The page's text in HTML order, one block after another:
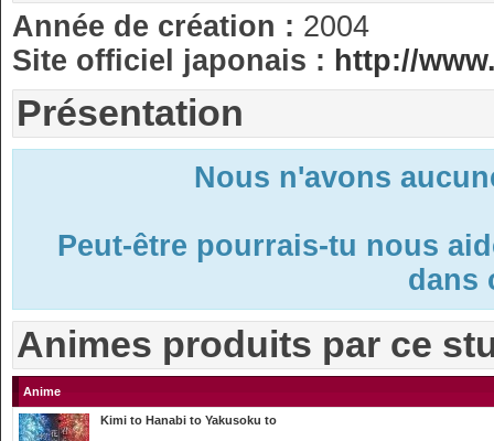
Année de création : 2004
Site officiel japonais : http://
Présentation
Nous n'avons
Peut-être pourrais-tu nous
dans
Animes produits par ce
Anime
Kimi to Hanabi to Yakusoku to